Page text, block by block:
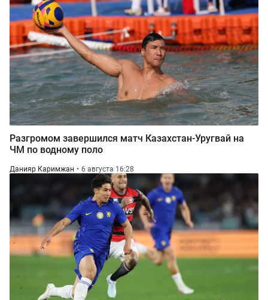
Разгромом завершился матч Казахстан-Уругвай на
ЧМ по водному поло
Данияр Каримжан 6 августа 16:28